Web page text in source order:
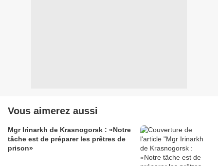
Vous aimerez aussi
Mgr Irinarkh de Krasnogorsk : «Notre
tâche est de préparer les prêtres de
prison»